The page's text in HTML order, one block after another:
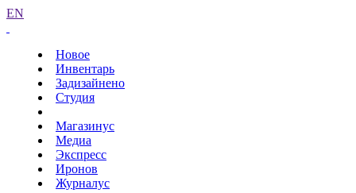
EN
Новое
Инвентарь
Задизайнено
Студия
Магазинус
Медиа
Экспресс
Иронов
Журналус